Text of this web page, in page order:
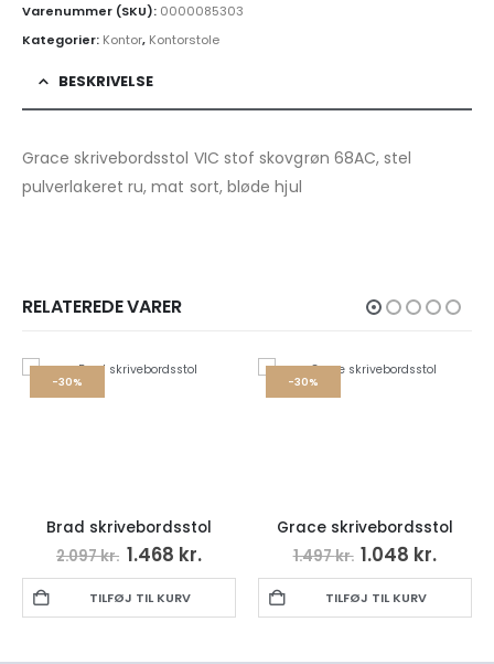
Varenummer (SKU): 0000085303
Kategorier: Kontor, Kontorstole
BESKRIVELSE
Grace skrivebordsstol VIC stof skovgrøn 68AC, stel
pulverlakeret ru, mat sort, bløde hjul
RELATEREDE VARER
1.468kr.
TIL KURV
Grace skrivebordsstol
1.497
1.048kr.
TILFØJ TIL KURV
Seaford
1.310